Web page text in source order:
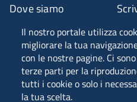
Il nostro portale utilizza
migliorare la tua
con le nostre pagine. Ci
terze parti per la
tutti i cookie o solo i
la tua scelta.
Piazzale Europa, 1 -
Fascia A ANVUR
Dove siamo